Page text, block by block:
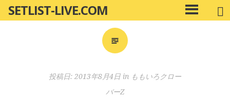
ン
SETLIST-LIVE.COM
メ
イ
投稿日: 2013年8月4日 in ももいろクロー
バーZ